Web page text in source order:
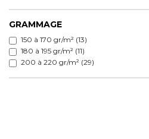
GRAMMAGE
150 à 170 gr/m² (13)
180 à 195 gr/m² (11)
200 à 220 gr/m² (29)